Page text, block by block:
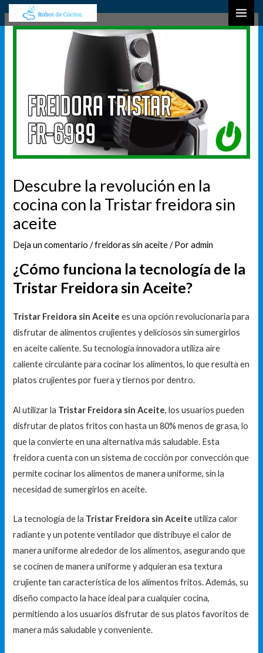
Descubre la revolución en la
cocina con la Tristar freidora sin
aceite
Deja un comentario /freidoras sin aceite/ Poradmin
¿Cómo funciona la tecnología de la
Tristar Freidora sin Aceite?
Tristar Freidora sin Aceite es una opción revolucionaria para
disfrutar de alimentos crujientes y deliciosos sin sumergirlos
en aceite caliente. Su tecnología innovadora utiliza aire
caliente circulante para cocinar los alimentos, lo que resulta en
platos crujientes por fuera y tiernos por dentro.
Al utilizar la Tristar Freidora sin Aceite, los usuarios pueden
disfrutar de platos fritos con hasta un 80% menos de grasa, lo
que la convierte en una alternativa más saludable. Esta
freidora cuenta con un sistema de cocción por convección que
permite cocinar los alimentos de manera uniforme, sin la
necesidad de sumergirlos en aceite.
La tecnología de la Tristar Freidora sin Aceite utiliza calor
radiante y un potente ventilador que distribuye el calor de
manera uniforme alrededor de los alimentos, asegurando que
se cocinen de manera uniforme y adquieran esa textura
crujiente tan característica de los alimentos fritos. Además, su
diseño compacto la hace ideal para cualquier cocina,
permitiendo a los usuarios disfrutar de sus platos favoritos de
manera más saludable y conveniente.
Navegación
deu